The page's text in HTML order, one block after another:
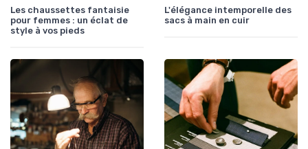
Les chaussettes fantaisie
pour femmes : un éclat de
style à vos pieds
L'élégance intemporelle des
sacs à main en cuir